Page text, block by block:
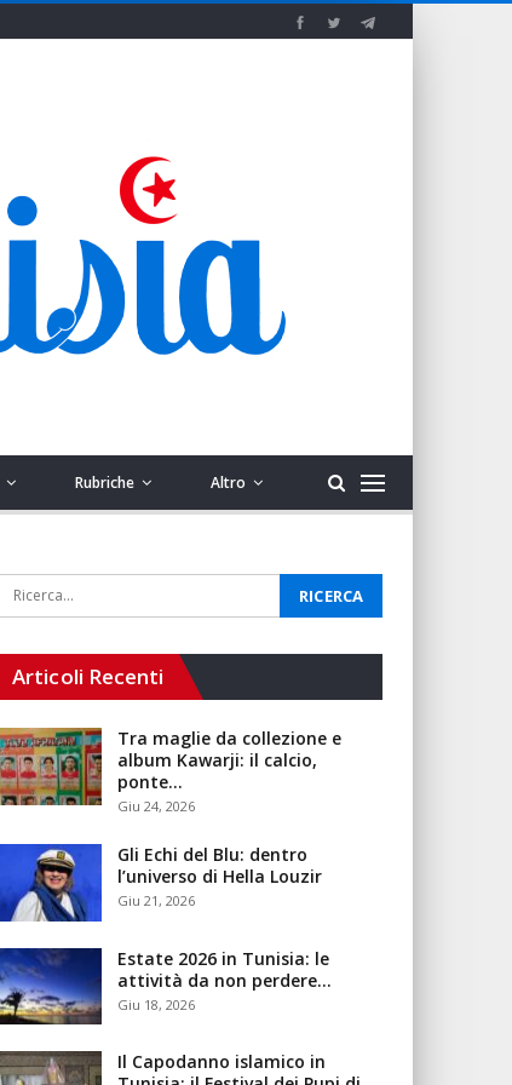
Rubriche Altro
Articoli Recenti
Tra maglie da collezione e
album Kawarji: il calcio,
ponte…
Giu 24, 2026
Gli Echi del Blu: dentro
l’universo di Hella Louzir
Giu 21, 2026
Estate 2026 in Tunisia: le
attività da non perdere…
Giu 18, 2026
Il Capodanno islamico in